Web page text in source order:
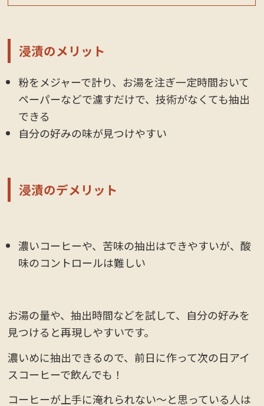
浸漬のメリット
粉をメジャーで計り、お湯を注ぎ一定時間おいて
ペーパーなどで濾すだけで、技術がなくても抽出
できる
自分の好みの味が見つけやすい
浸漬のデメリット
濃いコーヒーや、苦味の抽出はできやすいが、酸
味のコントロールは難しい
お湯の量や、抽出時間などを試して、自分の好みを
見つけると再現しやすいです。
濃いめに抽出できるので、前日に作って次の日アイ
スコーヒーで飲んでも！
コーヒーが上手に淹れられない～と思っている人は